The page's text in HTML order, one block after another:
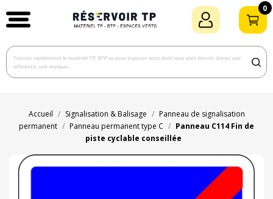
0
Accueil Signalisation & Balisage
Panneau de signalisation
permanent
Panneau permanent type C
Panneau C114 Fin de
piste cyclable conseillée